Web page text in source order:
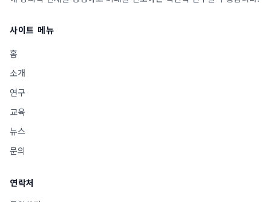
사이트 메뉴
홈
소개
연구
교육
뉴스
문의
연락처